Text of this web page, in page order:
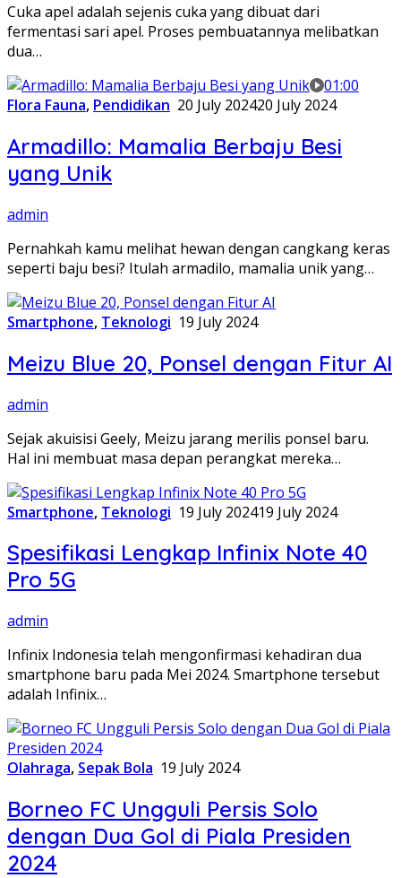
Cuka apel adalah sejenis cuka yang dibuat dari
fermentasi sari apel. Proses pembuatannya melibatkan
dua…
01:00
Flora Fauna, Pendidikan 20 July 202420 July 2024
Armadillo: Mamalia Berbaju Besi
yang Unik
admin
Pernahkah kamu melihat hewan dengan cangkang keras
seperti baju besi? Itulah armadilo, mamalia unik yang…
Smartphone, Teknologi 19 July 2024
Meizu Blue 20, Ponsel dengan Fitur AI
admin
Sejak akuisisi Geely, Meizu jarang merilis ponsel baru.
Hal ini membuat masa depan perangkat mereka…
Smartphone, Teknologi 19 July 202419 July 2024
Spesifikasi Lengkap Infinix Note 40
Pro 5G
admin
Infinix Indonesia telah mengonfirmasi kehadiran dua
smartphone baru pada Mei 2024. Smartphone tersebut
adalah Infinix…
Olahraga, Sepak Bola 19 July 2024
Borneo FC Ungguli Persis Solo
dengan Dua Gol di Piala Presiden
2024